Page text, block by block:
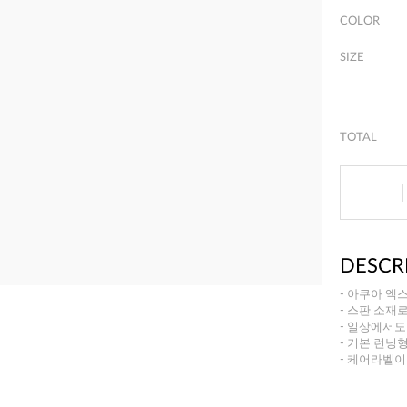
COLOR
SIZE
TOTAL
- 아쿠아 엑
- 스판 소재
- 일상에서
- 기본 런닝
- 케어라벨